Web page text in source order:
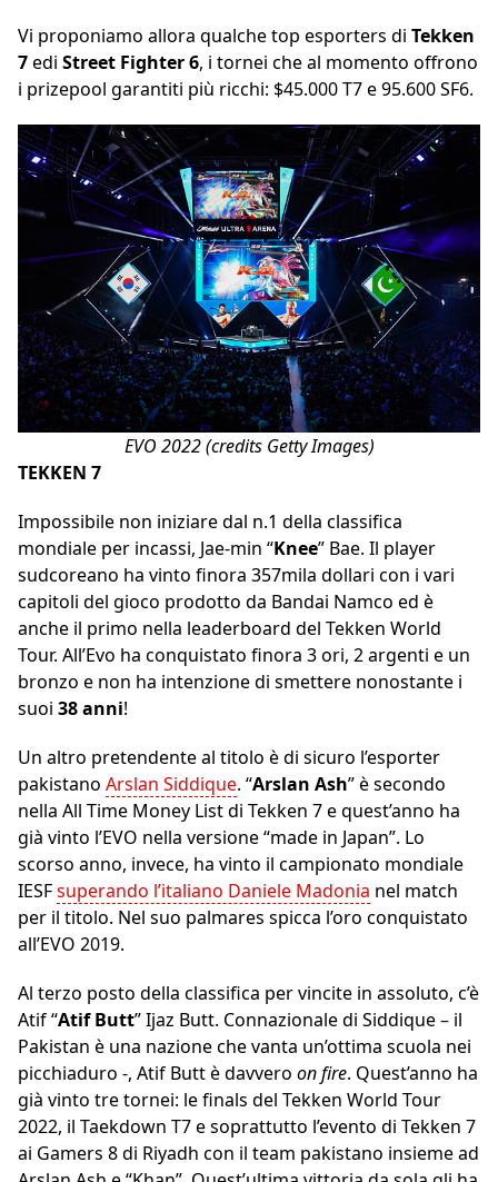
Vi proponiamo allora qualche top esporters di Tekken
7edi Street Fighter 6, i tornei che al momento offrono
i prizepool garantiti più ricchi: $45.000 T7 e 95.600 SF6.
EVO 2022 (credits Getty Images)
TEKKEN 7
Impossibile non iniziare dal n.1 della classifica
mondiale per incassi, Jae-min “Knee” Bae. Il player
sudcoreano ha vinto finora 357mila dollari con i vari
capitoli del gioco prodotto da Bandai Namco ed è
anche il primo nella leaderboard del Tekken World
Tour. All’Evo ha conquistato finora 3 ori, 2 argenti e un
bronzo e non ha intenzione di smettere nonostante i
suoi 38 anni!
Un altro pretendente al titolo è di sicuro l’esporter
pakistano Arslan Siddique. “Arslan Ash” è secondo
nella All Time Money List di Tekken 7 e quest’anno ha
già vinto l’EVO nella versione “made in Japan”. Lo
scorso anno, invece, ha vinto il campionato mondiale
IESFsuperando l’italiano Daniele Madonia nel match
per il titolo. Nel suo palmares spicca l’oro conquistato
all’EVO 2019.
Al terzo posto della classifica per vincite in assoluto, c’è
Atif “Atif Butt” Ijaz Butt. Connazionale di Siddique – il
Pakistan è una nazione che vanta un’ottima scuola nei
picchiaduro -, Atif Butt è davvero on fire. Quest’anno ha
già vinto tre tornei: le finals del Tekken World Tour
2022, il Taekdown T7 e soprattutto l’evento di Tekken 7
ai Gamers 8 di Riyadh con il team pakistano insieme ad